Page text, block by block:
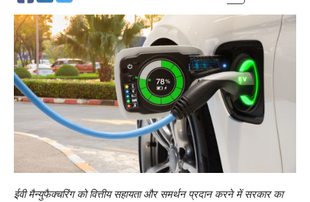
ईवी मैन्युफैक्चरिंग को वित्तीय सहायता और समर्थन प्रदान करने में सरकार का